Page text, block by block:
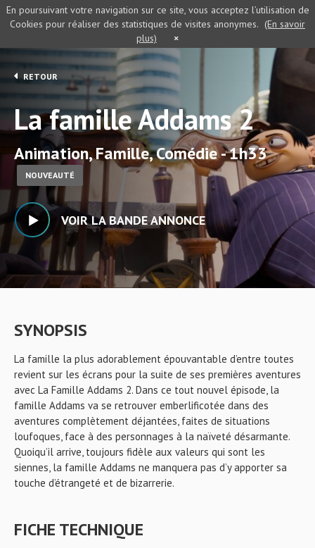
RETOUR
La famille Addams 2
Animation, Famille, Comédie - 1h33
NOUVEAUTÉ
VOIR LA BANDE ANNONCE
SYNOPSIS
La famille la plus adorablement épouvantable d’entre toutes
revient sur les écrans pour la suite de ses premières aventures
avec La Famille Addams 2. Dans ce tout nouvel épisode, la
famille Addams va se retrouver emberlificotée dans des
aventures complètement déjantées, faites de situations
loufoques, face à des personnages à la naïveté désarmante.
Quoiqu’il arrive, toujours fidèle aux valeurs qui sont les
siennes, la famille Addams ne manquera pas d’y apporter sa
touche d’étrangeté et de bizarrerie.
FICHE TECHNIQUE
En poursuivant votre navigation sur ce site, vous acceptez l’utilisation de
Cookies pour réaliser des statistiques de visites anonymes. (En savoir
plus)
×